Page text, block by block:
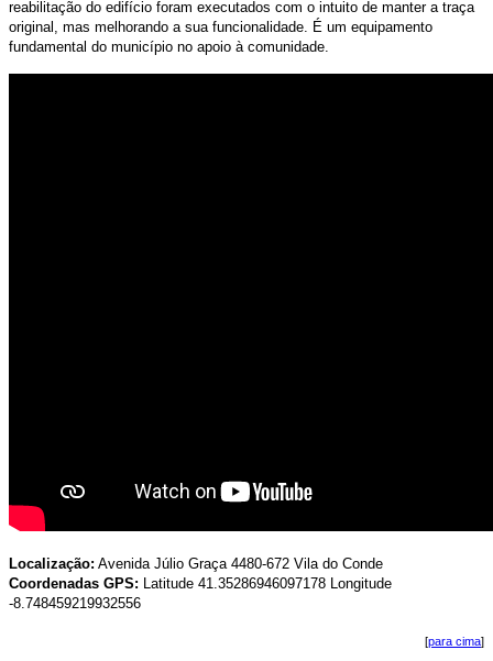
reabilitação do edifício foram executados com o intuito de manter a traça
original, mas melhorando a sua funcionalidade. É um equipamento
fundamental do município no apoio à comunidade.
Localização: Avenida Júlio Graça 4480-672 Vila do Conde
Coordenadas GPS: Latitude 41.35286946097178 Longitude
-8.748459219932556
[para cima]